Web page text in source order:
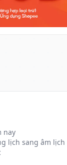
nay
lịch sang âm lịch